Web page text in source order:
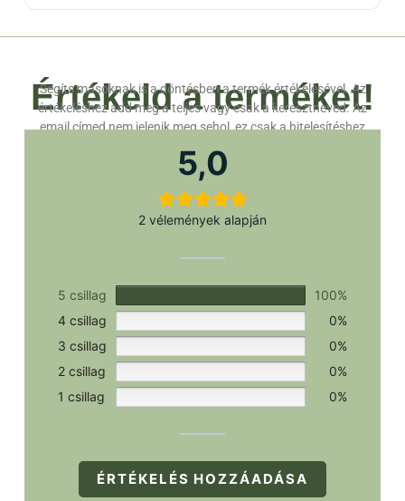
b
l
Értékeld a terméket!
Segíts másoknak is a döntésben a termék értékelésével. Az
értékeléshez add meg a teljes vagy csak a keresztneved. Az
email címed nem jelenik meg sehol, ez csak a hitelesítéshez
5,0
2 vélemények alapján
5 csillag
100%
4 csillag
0%
3 csillag
0%
2 csillag
0%
1 csillag
0%
ÉRTÉKELÉS HOZZÁADÁSA